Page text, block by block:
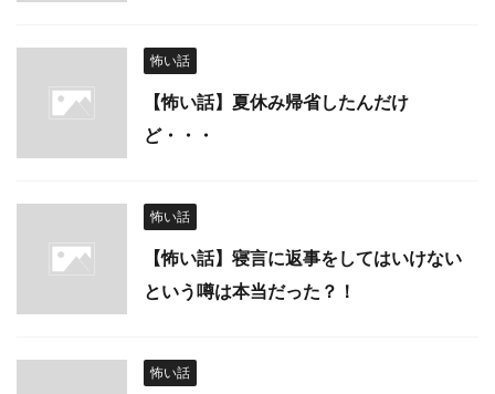
怖い話
【怖い話】夏休み帰省したんだけ
ど・・・
怖い話
【怖い話】寝言に返事をしてはいけない
という噂は本当だった？！
怖い話